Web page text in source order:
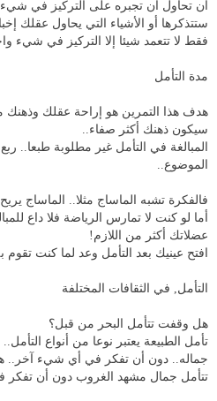
أن تحاول أن تجبره على التركيز في
ستتذكرها أو الأشياء التي يحاول عقلك
فقط لا تتعمد شيئا إلا التركيز في
مدة التأمل
هدف هذا التمرين هو إراحة عقلك وذهنك
سيكون ذهنك أكثر صفاء..
المبالغة في التأمل غير مطلوبة طبعا..
الموضوع..
فالفكرة تشبه الماساج مثلا.. الماساج
أما لو كنت لا تمارس الرياضة فلا داع
عضلاتك أكثر من اللازم!
افتح عينيك بعد التأمل وعد لما كنت
التأمل, في الثقافات المختلفة
هل وقفت تتأمل البحر من قبل؟
تأمل الطبيعة يعتبر نوعا من أنواع
جماله.. دون أن تفكر في أي شيء آخر..
تتأمل جمال مشهد الغروب دون أن